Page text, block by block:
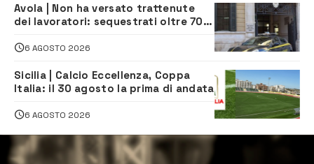
Avola | Non ha versato trattenute
dei lavoratori: sequestrati oltre 700
climatizzazione
6 AGOSTO 2026
Sicilia | Calcio Eccellenza, Coppa
Italia: il 30 agosto la prima di andata
6 AGOSTO 2026